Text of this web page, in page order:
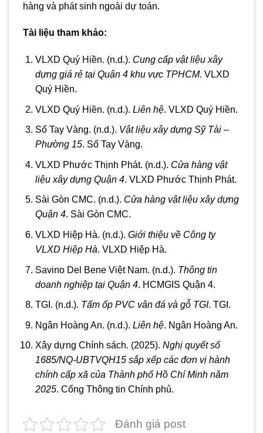
hàng và phát sinh ngoài dự toán.
Tài liệu tham khảo:
VLXD Quý Hiền. (n.d.). Cung cấp vật liệu xây
dựng giá rẻ tại Quận 4 khu vực TPHCM. VLXD
Quý Hiền.
VLXD Quý Hiền. (n.d.). Liên hệ. VLXD Quý Hiền.
Sổ Tay Vàng. (n.d.). Vật liệu xây dựng Sỹ Tài –
Phường 15. Sổ Tay Vàng.
VLXD Phước Thịnh Phát. (n.d.). Cửa hàng vật
liệu xây dựng Quận 4. VLXD Phước Thịnh Phát.
Sài Gòn CMC. (n.d.). Cửa hàng vật liệu xây dựng
Quận 4. Sài Gòn CMC.
VLXD Hiệp Hà. (n.d.). Giới thiệu về Công ty
VLXD Hiệp Hà. VLXD Hiệp Hà.
Savino Del Bene Việt Nam. (n.d.). Thông tin
doanh nghiệp tại Quận 4. HCMGIS Quận 4.
TGI. (n.d.). Tấm ốp PVC vân đá và gỗ TGI. TGI.
Ngân Hoàng An. (n.d.). Liên hệ. Ngân Hoàng An.
Xây dựng Chính sách. (2025). Nghị quyết số
1685/NQ-UBTVQH15 sắp xếp các đơn vị hành
chính cấp xã của Thành phố Hồ Chí Minh năm
2025. Cổng Thông tin Chính phủ.
Đánh giá post